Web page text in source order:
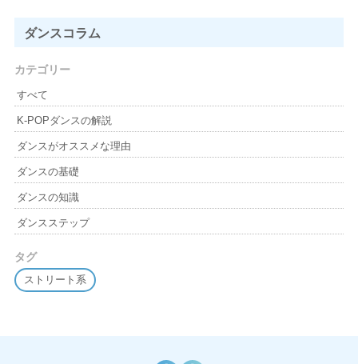
ダンスコラム
カテゴリー
すべて
K-POPダンスの解説
ダンスがオススメな理由
ダンスの基礎
ダンスの知識
ダンスステップ
タグ
ストリート系